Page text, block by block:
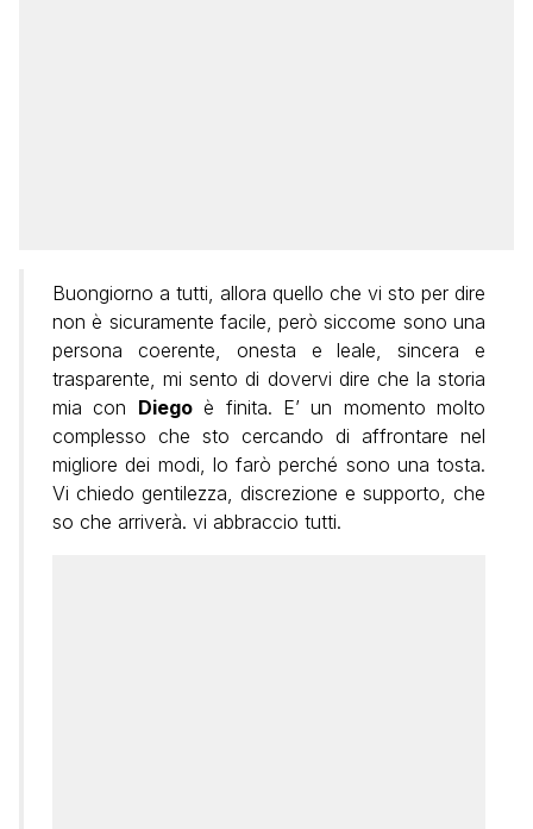
Buongiorno a tutti, allora quello che vi sto per dire
non è sicuramente facile, però siccome sono una
persona coerente, onesta e leale, sincera e
trasparente, mi sento di dovervi dire che la storia
mia con Diegoè finita. E’ un momento molto
complesso che sto cercando di affrontare nel
migliore dei modi, lo farò perché sono una tosta.
Vi chiedo gentilezza, discrezione e supporto, che
so che arriverà. vi abbraccio tutti.